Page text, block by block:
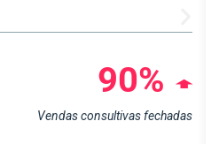
90% ➧
Vendas consultivas fechadas